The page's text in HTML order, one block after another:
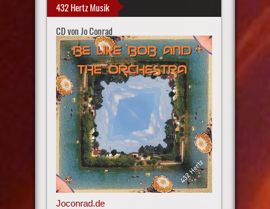
432 Hertz Musik
CD von Jo Conrad
Joconrad.de